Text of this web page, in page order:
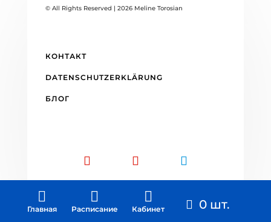

Главная

Расписание

Кабинет 0 шт.
© All Rights Reserved | 2026 Meline Torosian
КОНТАКТ
DATENSCHUTZERKLÄRUNG
БЛОГ